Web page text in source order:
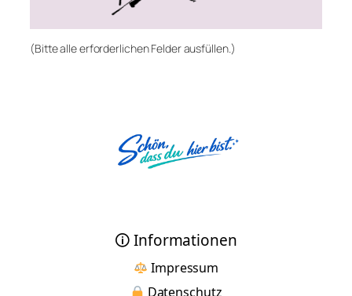
(Bitte alle erforderlichen Felder ausfüllen.)
🛈 Informationen
Impressum
Datenschutz